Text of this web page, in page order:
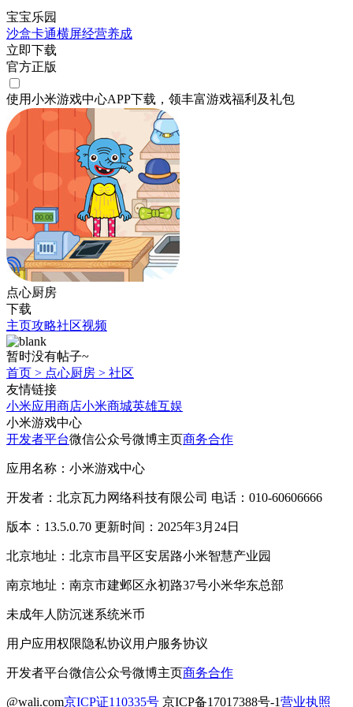
宝宝乐园
沙盒卡通横屏经营养成
立即下载
官方正版
使用小米游戏中心APP下载 ，领丰富游戏福利 及礼包
点心厨房
下载
主页攻略社区视频
暂时没有帖子~
首页 > 点心厨房 > 社区
友情链接
小米应用商店小米商城英雄互娱
小米游戏中心
开发者平台微信公众号微博主页商务合作
应用名称：小米游戏中心
开发者：北京瓦力网络科技有限公司 电话：010-60606666
版本：13.5.0.70 更新时间：2025年3月24日
北京地址：北京市昌平区安居路小米智慧产业园
南京地址：南京市建邺区永初路37号小米华东总部
未成年人防沉迷系统米币
用户应用权限隐私协议用户服务协议
开发者平台微信公众号微博主页商务合作
@wali.com京ICP证110335号 京ICP备17017388号-1营业执照